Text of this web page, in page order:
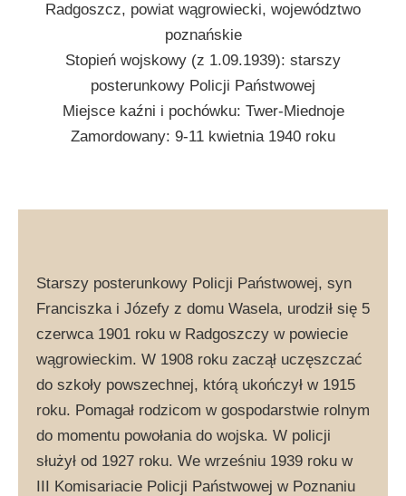
Radgoszcz, powiat wągrowiecki, województwo
poznańskie
Stopień wojskowy (z 1.09.1939): starszy
posterunkowy Policji Państwowej
Miejsce kaźni i pochówku: Twer-Miednoje
Zamordowany: 9-11 kwietnia 1940 roku
Starszy posterunkowy Policji Państwowej, syn
Franciszka i Józefy z domu Wasela, urodził się 5
czerwca 1901 roku w Radgoszczy w powiecie
wągrowieckim. W 1908 roku zaczął uczęszczać
do szkoły powszechnej, którą ukończył w 1915
roku. Pomagał rodzicom w gospodarstwie rolnym
do momentu powołania do wojska. W policji
służył od 1927 roku. We wrześniu 1939 roku w
III Komisariacie Policji Państwowej w Poznaniu